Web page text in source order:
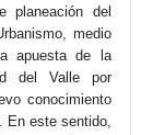
planeación del
medio
apuesta de la
del Valle por
conocimiento
En este sentido,